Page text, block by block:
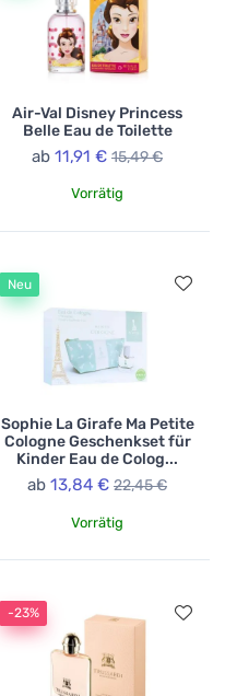
Air-Val Disney Princess
Belle Eau de Toilette
ab 11,91 € 15,49 €
Vorrätig
Neu
Sophie La Girafe Ma Petite
Cologne Geschenkset für
Kinder Eau de Colog...
ab 13,84 € 22,45 €
Vorrätig
-23%